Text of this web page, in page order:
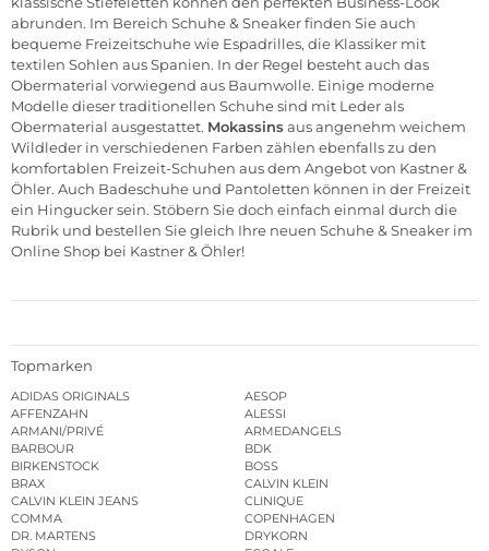
abrunden. Im Bereich Schuhe & Sneaker finden Sie auch
bequeme Freizeitschuhe wie Espadrilles, die Klassiker mit
textilen Sohlen aus Spanien. In der Regel besteht auch das
Obermaterial vorwiegend aus Baumwolle. Einige moderne
Modelle dieser traditionellen Schuhe sind mit Leder als
Obermaterial ausgestattet. Mokassinsaus angenehm weichem
Wildleder in verschiedenen Farben zählen ebenfalls zu den
komfortablen Freizeit-Schuhen aus dem Angebot von Kastner &
Öhler. Auch Badeschuhe und Pantoletten können in der Freizeit
ein Hingucker sein. Stöbern Sie doch einfach einmal durch die
Rubrik und bestellen Sie gleich Ihre neuen Schuhe & Sneaker im
Online Shop bei Kastner & Öhler!
Topmarken
ADIDAS ORIGINALS
AESOP
AFFENZAHN
ALESSI
ARMANI/PRIVÉ
ARMEDANGELS
BARBOUR
BDK
BIRKENSTOCK
BOSS
BRAX
CALVIN KLEIN
CALVIN KLEIN JEANS
CLINIQUE
COMMA
COPENHAGEN
DR. MARTENS
DRYKORN